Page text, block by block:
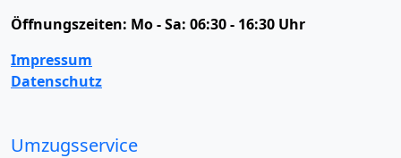
Öffnungszeiten: Mo - Sa: 06:30 - 16:30 Uhr
Impressum
Datenschutz
Umzugsservice